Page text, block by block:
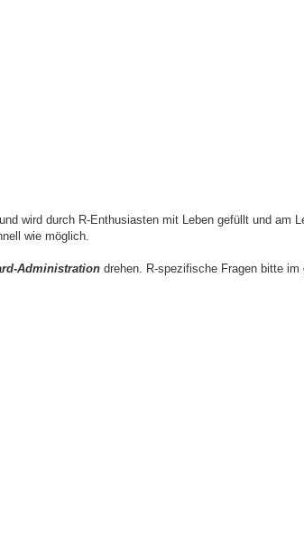
wird durch R-Enthusiasten mit Leben gefüllt und am
wie möglich.
Administration drehen. R-spezifische Fragen bitte im